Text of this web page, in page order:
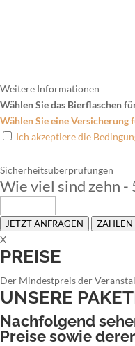
Weitere Informationen
Wählen Sie das Bierflaschen
Wählen Sie eine Versicherung
Ich akzeptiere die
Sicherheitsüberprüfungen
Wie viel sind zehn -
JETZT ANFRAGEN ZAHLEN
X
PREISE
Der Mindestpreis der
UNSERE
Nachfolgend
Preise sowie